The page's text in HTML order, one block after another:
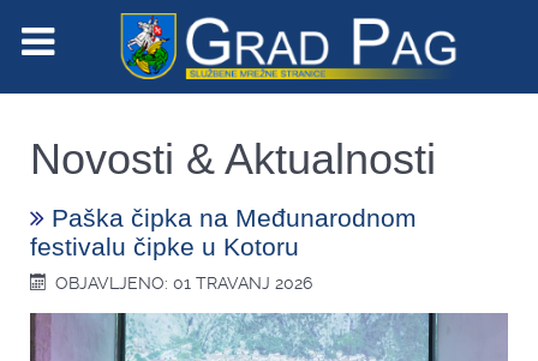
Novosti & Aktualnosti
Paška čipka na Međunarodnom
festivalu čipke u Kotoru
OBJAVLJENO: 01 TRAVANJ 2026